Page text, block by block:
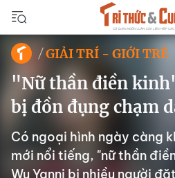
GIẢI TRÍ - GIỚI TRẺ
"Nữ thần điền
bị đồn đụng chạm
Có ngoại hình ngày càng
mới nổi tiếng, "nữ thần
Wu Yanni bị nhiều người